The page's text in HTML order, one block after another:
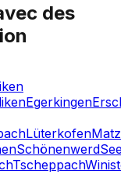
des
Egerkingen
Lüterkofen
Schönenwerd
Tscheppach